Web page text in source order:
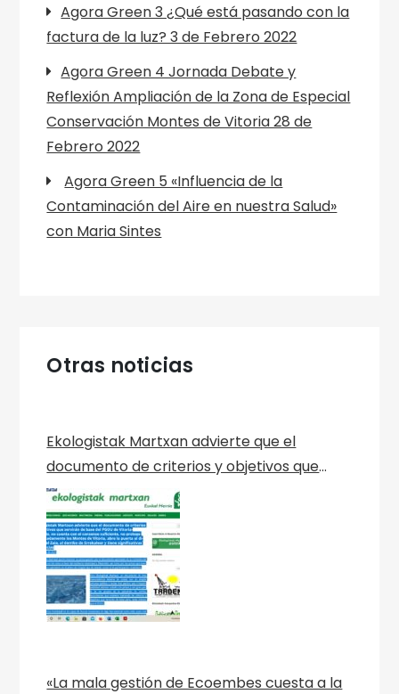
Agora Green 3 ¿Qué está pasando con la
factura de la luz? 3 de Febrero 2022
Agora Green 4 Jornada Debate y
Reflexión Ampliación de la Zona de Especial
Conservación Montes de Vitoria 28 de
Febrero 2022
Agora Green 5 «Influencia de la
Contaminación del Aire en nuestra Salud»
con Maria Sintes
Otras noticias
Ekologistak Martxan advierte que el
documento de criterios y objetivos que
servirán de base del PGOU de Vitoria-
Gasteiz, no cuenta con el consenso
suficiente, no protege adecuadamente los
Montes de Vitoria, abre la puerta al dique
del Zaia, al derribo de Errekaleor y tiene
significativas ausencias
«La mala gestión de Ecoembes cuesta a la